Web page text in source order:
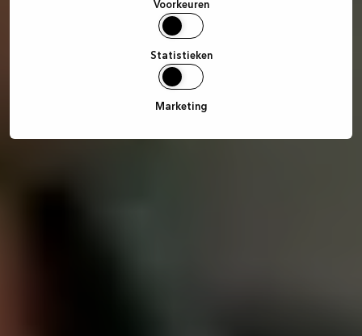
Voorkeuren
Statistieken
Marketing